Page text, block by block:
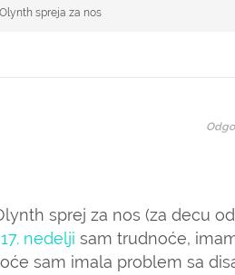
spreja za nos
sprej za nos (za decu
17. nedelji sam trudnoće,
sam imala problem sa